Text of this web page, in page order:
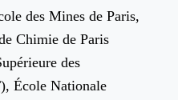
des Mines de Paris,
Chimie de Paris
des
École Nationale